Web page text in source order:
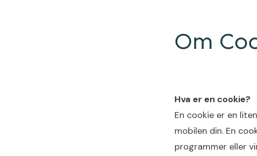
Om
Hva er en cookie?
En cookie er en
mobilen din. En
programmer eller